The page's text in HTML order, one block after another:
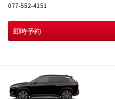
077-552-4151
即時予約